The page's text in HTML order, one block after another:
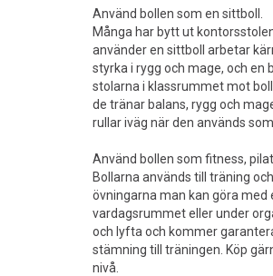
Använd bollen som en sittboll.
Många har bytt ut
använder en sittboll arbetar
styrka i rygg och mage, och en
stolarna i klassrummet mot
de tränar balans, rygg och
rullar iväg när den används
Använd bollen som fitness,
Bollarna används till träning
övningarna man kan göra med
vardagsrummet eller under
och lyfta och kommer
stämning till träningen. Köp
nivå.